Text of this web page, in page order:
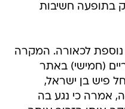
בתופעה חשיבות
לכאורה. המקרה
(חמישי) באתר
פיש בן ישראל,
אמרה כי נגע בה